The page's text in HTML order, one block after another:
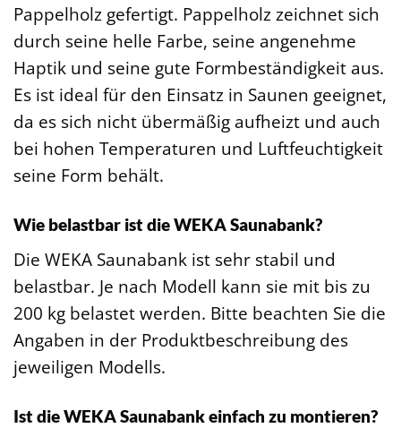
Pappelholz gefertigt. Pappelholz zeichnet sich
durch seine helle Farbe, seine angenehme
Haptik und seine gute Formbeständigkeit aus.
Es ist ideal für den Einsatz in Saunen geeignet,
da es sich nicht übermäßig aufheizt und auch
bei hohen Temperaturen und Luftfeuchtigkeit
seine Form behält.
Wie belastbar ist die WEKA Saunabank?
Die WEKA Saunabank ist sehr stabil und
belastbar. Je nach Modell kann sie mit bis zu
200 kg belastet werden. Bitte beachten Sie die
Angaben in der Produktbeschreibung des
jeweiligen Modells.
Ist die WEKA Saunabank einfach zu montieren?